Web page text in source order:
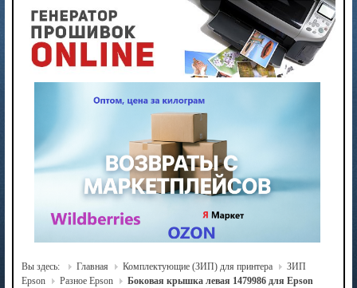
Вы здесь: Главная Комплектующие (ЗИП) для принтера
ЗИП
Epson
Разное Epson
Боковая крышка левая 1479986 для Epson